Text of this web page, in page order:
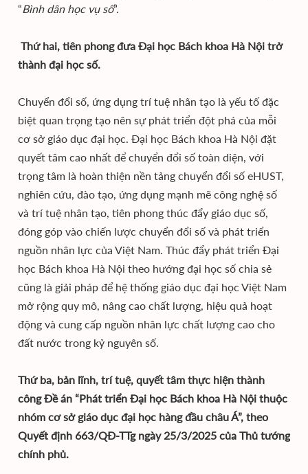
“Bình dân học vụ số”.
Thứ hai, tiên phong đưa Đại học Bách khoa Hà Nội trở
thành đại học số.
Chuyển đổi số, ứng dụng trí tuệ nhân tạo là yếu tố đặc
biệt quan trọng tạo nên sự phát triển đột phá của mỗi
cơ sở giáo dục đại học. Đại học Bách khoa Hà Nội đặt
quyết tâm cao nhất để chuyển đổi số toàn diện, với
trọng tâm là hoàn thiện nền tảng chuyển đổi số eHUST,
nghiên cứu, đào tạo, ứng dụng mạnh mẽ công nghệ số
và trí tuệ nhân tạo, tiên phong thúc đẩy giáo dục số,
đóng góp vào chiến lược chuyển đổi số và phát triển
nguồn nhân lực của Việt Nam. Thúc đẩy phát triển Đại
học Bách khoa Hà Nội theo hướng đại học số chia sẻ
cũng là giải pháp để hệ thống giáo dục đại học Việt Nam
mở rộng quy mô, nâng cao chất lượng, hiệu quả hoạt
động và cung cấp nguồn nhân lực chất lượng cao cho
đất nước trong kỷ nguyên số.
Thứ ba, bản lĩnh, trí tuệ, quyết tâm thực hiện thành
công Đề án “Phát triển Đại học Bách khoa Hà Nội thuộc
nhóm cơ sở giáo dục đại học hàng đầu châu Á”, theo
Quyết định 663/QĐ-TTg ngày 25/3/2025 của Thủ tướng
chính phủ.